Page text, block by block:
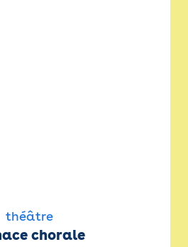
théâtre
chorale